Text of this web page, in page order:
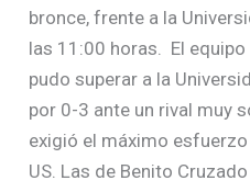
bronce, frente a la
las 11:00 horas. El
pudo superar a la
por 0-3 ante un rival muy
exigió el máximo
US. Las de Benito